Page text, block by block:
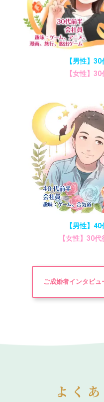
【男性】
【女性】
【男性】
【女性】30
ご成婚者インタビュ
よく